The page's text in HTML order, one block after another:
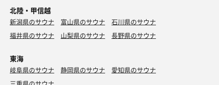
北陸・甲信越
新潟県のサウナ 富山県のサウナ
石川県のサウナ
福井県のサウナ
山梨県のサウナ 長野県のサウナ
東海
岐阜県のサウナ 静岡県のサウナ
愛知県のサウナ